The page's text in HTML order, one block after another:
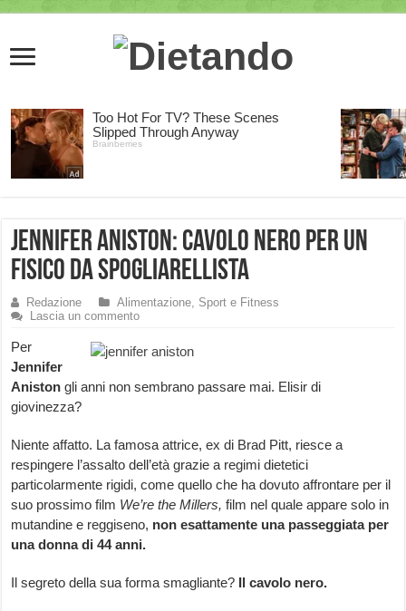
Jennifer Aniston: cavolo nero per un
fisico da spogliarellista
Redazione
Alimentazione, Sport e Fitness
Lascia un commento
Per
Jennifer
Anistongli anni non sembrano passare mai. Elisir di
giovinezza?
Niente affatto. La famosa attrice, ex di Brad Pitt, riesce a
respingere l’assalto dell’età grazie a regimi dietetici
particolarmente rigidi, come quello che ha dovuto affrontare per il
suo prossimo film We’re the Millers,film nel quale appare solo in
mutandine e reggiseno, non esattamente una passeggiata per
una donna di 44 anni.
Il segreto della sua forma smagliante? Il cavolo nero.